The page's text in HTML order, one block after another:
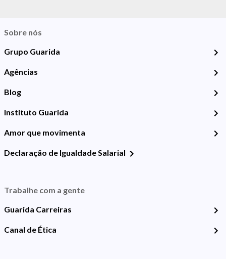
Sobre nós
Grupo Guarida
Agências
Blog
Instituto Guarida
Amor que movimenta
Declaração de Igualdade Salarial
Trabalhe com a gente
Guarida Carreiras
Canal de Ética